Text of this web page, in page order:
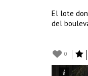
El lote
del
0